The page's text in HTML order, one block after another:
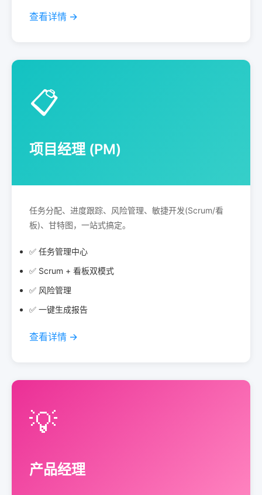
查看详情 →
📋
项目经理 (PM)
任务分配、进度跟踪、风险管理、敏捷开发(Scrum/看
板)、甘特图，一站式搞定。
✅ 任务管理中心
✅ Scrum + 看板双模式
✅ 风险管理
✅ 一键生成报告
查看详情 →
💡
产品经理